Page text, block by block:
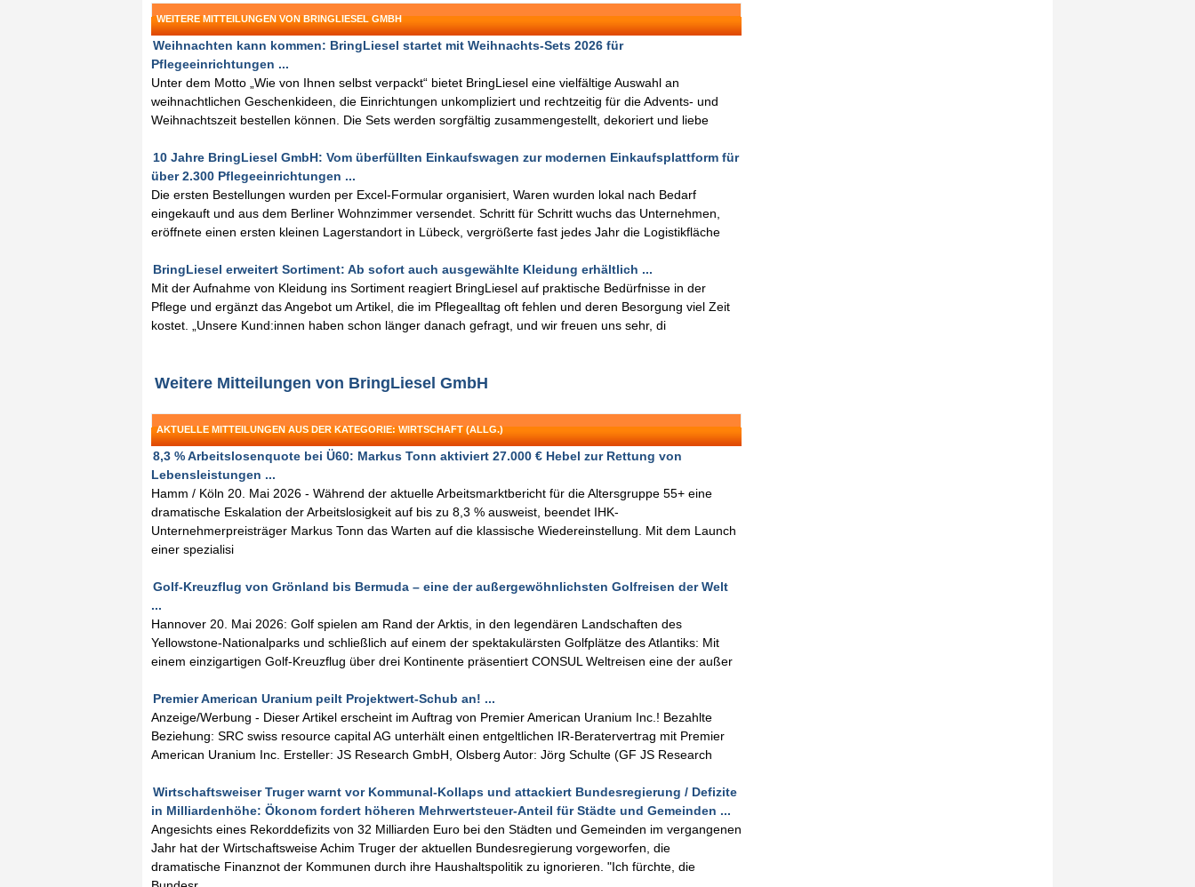
WEITERE MITTEILUNGEN VON BRINGLIESEL GMBH
Weihnachten kann kommen: BringLiesel startet mit Weihnachts-Sets 2026 für
Pflegeeinrichtungen ...
Unter dem Motto „Wie von Ihnen selbst verpackt“ bietet BringLiesel eine vielfältige Auswahl an
weihnachtlichen Geschenkideen, die Einrichtungen unkompliziert und rechtzeitig für die Advents- und
Weihnachtszeit bestellen können. Die Sets werden sorgfältig zusammengestellt, dekoriert und liebe
10 Jahre BringLiesel GmbH: Vom überfüllten Einkaufswagen zur modernen Einkaufsplattform für
über 2.300 Pflegeeinrichtungen ...
Die ersten Bestellungen wurden per Excel-Formular organisiert, Waren wurden lokal nach Bedarf
eingekauft und aus dem Berliner Wohnzimmer versendet. Schritt für Schritt wuchs das Unternehmen,
eröffnete einen ersten kleinen Lagerstandort in Lübeck, vergrößerte fast jedes Jahr die Logistikfläche
BringLiesel erweitert Sortiment: Ab sofort auch ausgewählte Kleidung erhältlich ...
Mit der Aufnahme von Kleidung ins Sortiment reagiert BringLiesel auf praktische Bedürfnisse in der
Pflege und ergänzt das Angebot um Artikel, die im Pflegealltag oft fehlen und deren Besorgung viel Zeit
kostet. „Unsere Kund:innen haben schon länger danach gefragt, und wir freuen uns sehr, di
Weitere Mitteilungen von BringLiesel GmbH
AKTUELLE MITTEILUNGEN AUS DER KATEGORIE: WIRTSCHAFT (ALLG.)
8,3 % Arbeitslosenquote bei Ü60: Markus Tonn aktiviert 27.000 € Hebel zur Rettung von
Lebensleistungen ...
Hamm / Köln 20. Mai 2026 - Während der aktuelle Arbeitsmarktbericht für die Altersgruppe 55+ eine
dramatische Eskalation der Arbeitslosigkeit auf bis zu 8,3 % ausweist, beendet IHK-
Unternehmerpreisträger Markus Tonn das Warten auf die klassische Wiedereinstellung. Mit dem Launch
einer spezialisi
Golf-Kreuzflug von Grönland bis Bermuda – eine der außergewöhnlichsten Golfreisen der Welt
...
Hannover 20. Mai 2026: Golf spielen am Rand der Arktis, in den legendären Landschaften des
Yellowstone-Nationalparks und schließlich auf einem der spektakulärsten Golfplätze des Atlantiks: Mit
einem einzigartigen Golf-Kreuzflug über drei Kontinente präsentiert CONSUL Weltreisen eine der außer
Premier American Uranium peilt Projektwert-Schub an! ...
Anzeige/Werbung - Dieser Artikel erscheint im Auftrag von Premier American Uranium Inc.! Bezahlte
Beziehung: SRC swiss resource capital AG unterhält einen entgeltlichen IR-Beratervertrag mit Premier
American Uranium Inc. Ersteller: JS Research GmbH, Olsberg Autor: Jörg Schulte (GF JS Research
Wirtschaftsweiser Truger warnt vor Kommunal-Kollaps und attackiert Bundesregierung / Defizite
in Milliardenhöhe: Ökonom fordert höheren Mehrwertsteuer-Anteil für Städte und Gemeinden ...
Angesichts eines Rekorddefizits von 32 Milliarden Euro bei den Städten und Gemeinden im vergangenen
Jahr hat der Wirtschaftsweise Achim Truger der aktuellen Bundesregierung vorgeworfen, die
dramatische Finanznot der Kommunen durch ihre Haushaltspolitik zu ignorieren. "Ich fürchte, die